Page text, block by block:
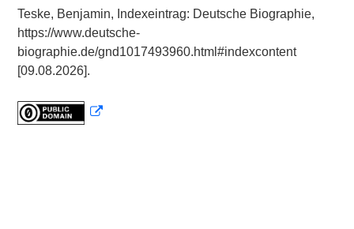
Teske, Benjamin, Indexeintrag: Deutsche Biographie,
https://www.deutsche-
biographie.de/gnd1017493960.html#indexcontent
[09.08.2026].